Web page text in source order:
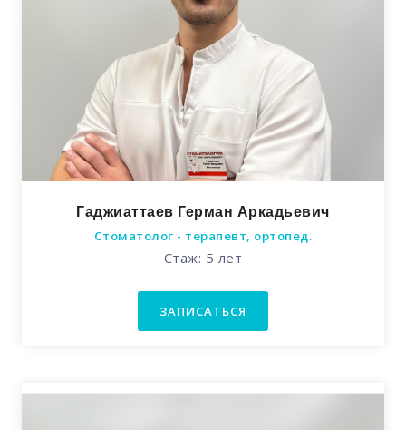
Гаджиаттаев Герман Аркадьевич
Стоматолог - терапевт, ортопед.
Стаж: 5 лет
ЗАПИСАТЬСЯ